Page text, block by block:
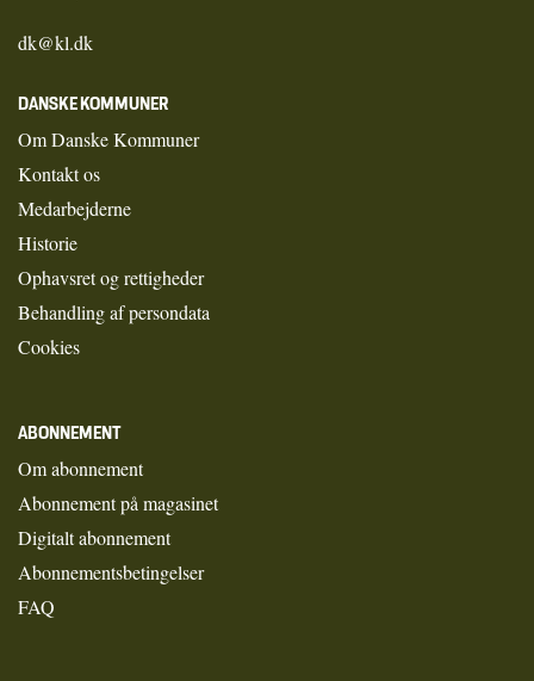
dk@kl.dk
DANSKE KOMMUNER
Om Danske Kommuner
Kontakt os
Medarbejderne
Historie
Ophavsret og rettigheder
Behandling af persondata
Cookies
ABONNEMENT
Om abonnement
Abonnement på magasinet
Digitalt abonnement
Abonnementsbetingelser
FAQ